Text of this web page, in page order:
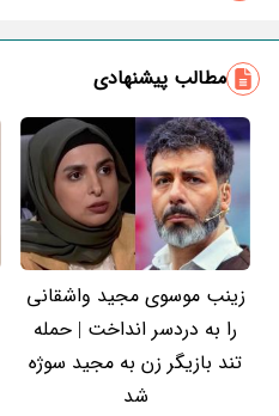
مطالب پیشنهادی
زینب موسوی مجید واشقانی
را به دردسر انداخت | حمله
تند بازیگر زن به مجید سوژه
شد